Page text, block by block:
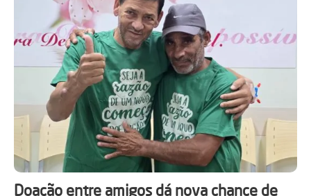
Doação entre amigos dá nova chance de